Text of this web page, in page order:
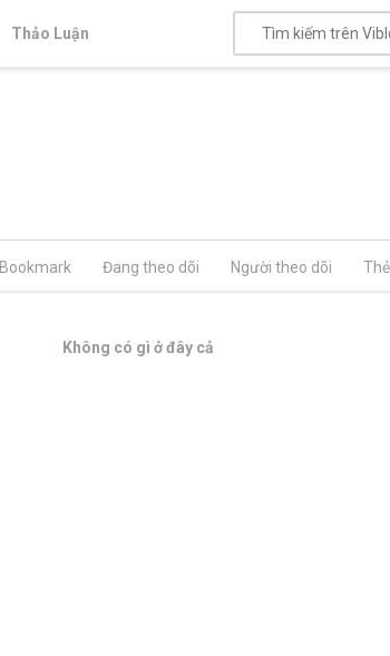
Thảo Luận
Bookmark Đang theo dõi Người theo dõi Thẻ
Không có gì ở đây cả